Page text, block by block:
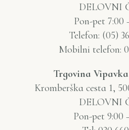
DELOVNI
Pon-pet 7:00
Telefon: (05)
Mobilni telefon:
Trgovina
Kromberška cesta 1,
DELOVNI
Pon-pet 9:00